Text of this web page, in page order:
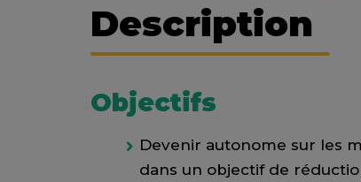
Description
Objectifs
Devenir autonome sur les
dans un objectif de